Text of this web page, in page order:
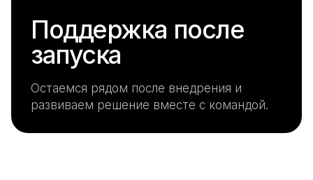
Поддержка после
запуска
Остаемся рядом после внедрения и
развиваем решение вместе с командой.